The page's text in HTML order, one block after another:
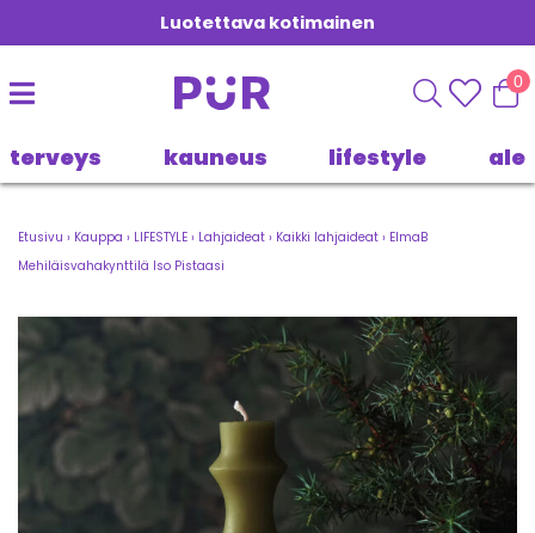
Luotettava kotimainen
0
terveys kauneus lifestyle ale
Etusivu › Kauppa › LIFESTYLE › Lahjaideat › Kaikki lahjaideat › ElmaB
Mehiläisvahakynttilä Iso Pistaasi